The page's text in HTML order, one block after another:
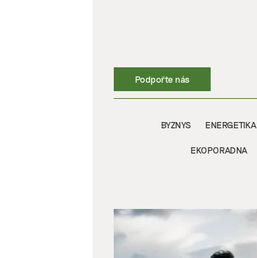
Podpořte nás
BYZNYS ENERGETIKA
EKOPORADNA